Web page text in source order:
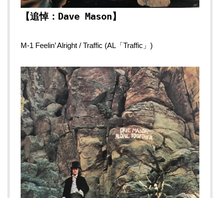
【追悼：Dave Mason】
M-1 Feelin’ Alright / Traffic (AL「Traffic」)